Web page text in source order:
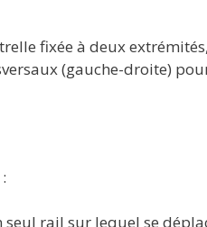
fixée à deux
(gauche-droite)
seul rail sur lequel se